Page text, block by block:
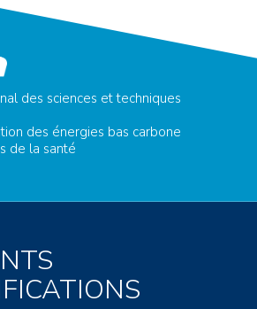
des sciences et techniques
des énergies bas carbone
de la santé